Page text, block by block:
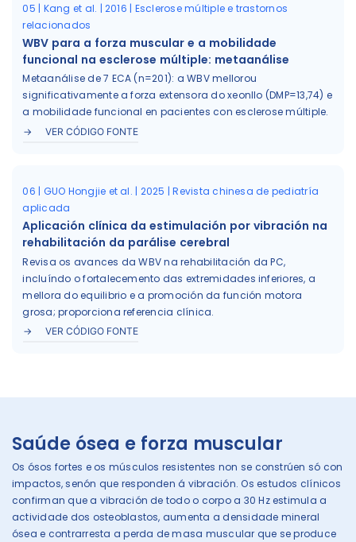
05 | Kang et al. | 2016 | Esclerose múltiple e trastornos
relacionados
WBV para a forza muscular e a mobilidade
funcional na esclerose múltiple: metaanálise
Metaanálise de 7 ECA (n=201): a WBV mellorou
significativamente a forza extensora do xeonllo (DMP=13,74) e
a mobilidade funcional en pacientes con esclerose múltiple.
VER CÓDIGO FONTE
06 | GUO Hongjie et al. | 2025 | Revista chinesa de pediatría
aplicada
Aplicación clínica da estimulación por vibración na
rehabilitación da parálise cerebral
Revisa os avances da WBV na rehabilitación da PC,
incluíndo o fortalecemento das extremidades inferiores, a
mellora do equilibrio e a promoción da función motora
grosa; proporciona referencia clínica.
VER CÓDIGO FONTE
Saúde ósea e forza muscular
Os ósos fortes e os músculos resistentes non se constrúen só con
impactos, senón que responden á vibración. Os estudos clínicos
confirman que a vibración de todo o corpo a 30 Hz estimula a
actividade dos osteoblastos, aumenta a densidade mineral
ósea e contrarresta a perda de masa muscular que se produce